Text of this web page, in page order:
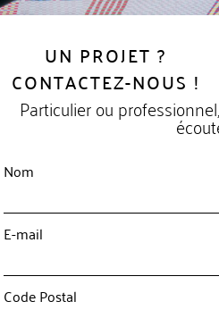
UN PROJET ?
CONTACTEZ-NOUS !
Particulier ou
Nom
E-mail
Code Postal